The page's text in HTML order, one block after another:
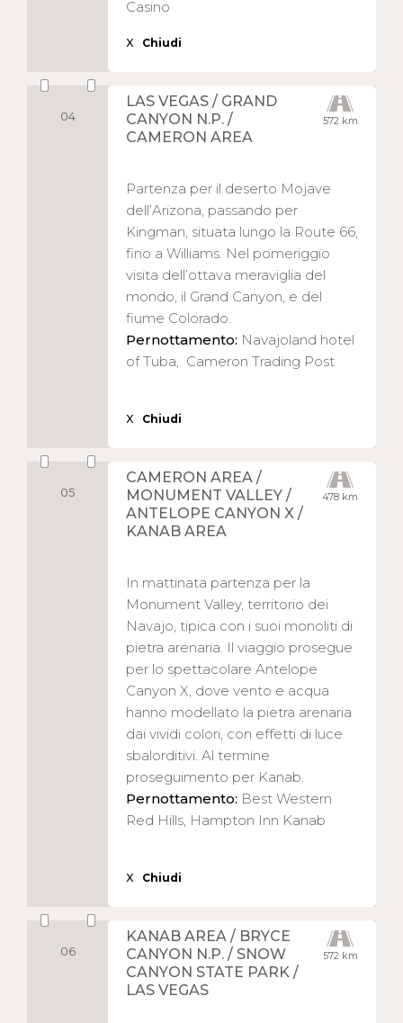
Casino
X Chiudi
04 572 km
LAS VEGAS / GRAND
CANYON N.P. /
CAMERON AREA
Partenza per il deserto Mojave
dell’Arizona, passando per
Kingman, situata lungo la Route 66,
fino a Williams. Nel pomeriggio
visita dell’ottava meraviglia del
mondo, il Grand Canyon, e del
fiume Colorado.
Pernottamento: Navajoland hotel
of Tuba, Cameron Trading Post
X Chiudi
05 478 km
CAMERON AREA /
MONUMENT VALLEY /
ANTELOPE CANYON X /
KANAB AREA
In mattinata partenza per la
Monument Valley, territorio dei
Navajo, tipica con i suoi monoliti di
pietra arenaria. Il viaggio prosegue
per lo spettacolare Antelope
Canyon X, dove vento e acqua
hanno modellato la pietra arenaria
dai vividi colori, con effetti di luce
sbalorditivi. Al termine
proseguimento per Kanab.
Pernottamento: Best Western
Red Hills, Hampton Inn Kanab
X Chiudi
06 572 km
KANAB AREA / BRYCE
CANYON N.P. / SNOW
CANYON STATE PARK /
LAS VEGAS